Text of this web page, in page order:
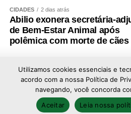
CIDADES 2 dias atrás
Abilio exonera secretária-
de Bem-Estar Animal após
polêmica com morte de cães
Copyright © 2026 - Todos os
portal
Utilizamos cookies essenciais e
acordo com a nossa Política de
navegando, você concorda
Aceitar
Leia nossa